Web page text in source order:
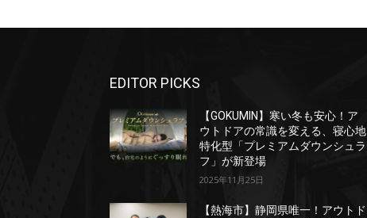
EDITOR PICKS
【GOKUMIN】寒い冬も安心！ア
ウトドアの常識を変える、寝心地
特化型「プレミアムダウンシュラ
フ」が新登場
2025年11月25日
【熱海市】静岡県唯一！アウトド